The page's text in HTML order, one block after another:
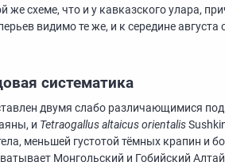
же схеме, что и у кавказского улара,
видимо те же, и к середине
систематика
двумя слабо различающимися
и Tetraogallus altaicus orientalis
меньшей густотой тёмных крапин и
Монгольский и Гобийский